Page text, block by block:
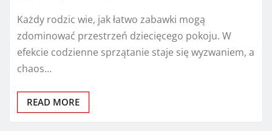
Każdy rodzic wie, jak łatwo zabawki mogą
zdominować przestrzeń dziecięcego pokoju. W
efekcie codzienne sprzątanie staje się wyzwaniem, a
chaos…
READ MORE